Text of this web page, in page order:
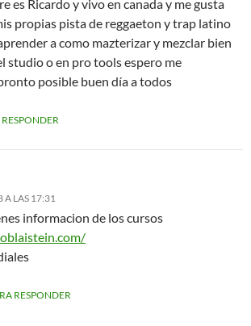
es Ricardo y vivo en canada y me gusta
propias pista de reggaeton y trap latino
a como mazterizar y mezclar bien
studio o en pro tools espero me
posible buen día a todos
A LAS 17:31
informacion de los cursos
RESPONDER